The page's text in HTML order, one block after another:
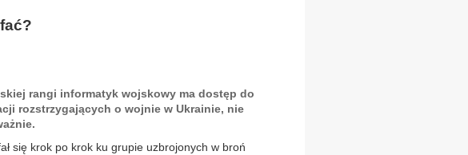
rangi informatyk wojskowy ma dostęp do
rozstrzygających o wojnie w Ukrainie, nie
się krok po krok ku grupie uzbrojonych w broń